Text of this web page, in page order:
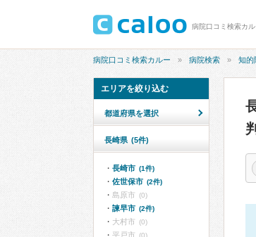
病院口コミ検索カ
病院口コミ検索カルー 病院検索 知的
判
エリアを絞り込む
都道府県を選択
長崎県 (5件)
長崎市 (1件)
佐世保市 (2件)
島原市 (0)
諫早市 (2件)
大村市 (0)
平戸市 (0)